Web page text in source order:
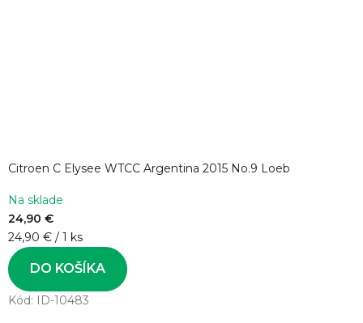
Citroen C Elysee WTCC Argentina 2015 No.9 Loeb
Na sklade
24,90 €
Jednotková
cena:
24,90 € / 1 ks
DO KOŠÍKA
Kód: ID-10483